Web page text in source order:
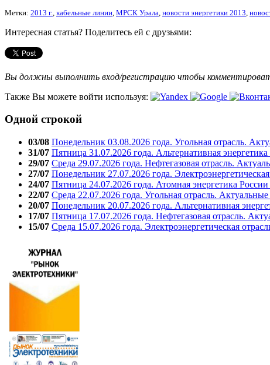
Метки: 2013 г. кабельные линии МРСК Урала новости энергетики 2013
Интересная статья? Поделитесь ей с друзьями:
Вы должны выполнить вход/регистрацию чтобы
Также Вы можете войти используя:
Одной строкой
03/08 Понедельник 03.08.2026 года. Угольная отрасль.
31/07 Пятница 31.07.2026 года. Альтернативная
29/07 Среда 29.07.2026 года. Нефтегазовая отрасль.
27/07 Понедельник 27.07.2026 года.
24/07 Пятница 24.07.2026 года. Атомная энергетика
22/07 Среда 22.07.2026 года. Угольная отрасль.
20/07 Понедельник 20.07.2026 года. Альтернативная
17/07 Пятница 17.07.2026 года. Нефтегазовая отрасль.
15/07 Среда 15.07.2026 года. Электроэнергетическая